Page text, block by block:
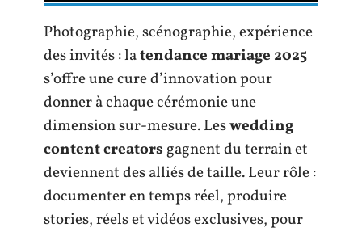
Photographie, scénographie, expérience
des invités : latendance mariage 2025
s’offre une cure d’innovation pour
donner à chaque cérémonie une
dimension sur-mesure. Leswedding
content creators gagnent du terrain et
deviennent des alliés de taille. Leur rôle :
documenter en temps réel, produire
stories, réels et vidéos exclusives, pour